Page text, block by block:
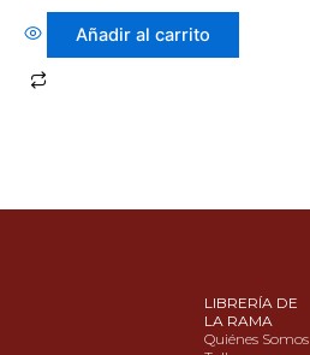
Añadir al carrito
LIBRERÍA DE
LA RAMA
Quiénes Somos